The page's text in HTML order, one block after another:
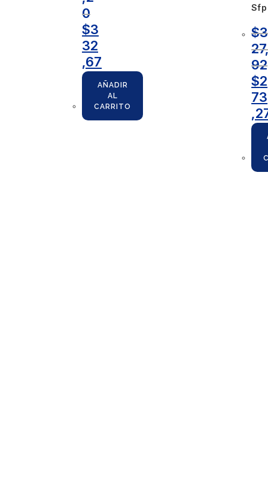
0
$3
32
,67
AÑADIR
AL
CARRITO
Sfp
$3
92
$2
73